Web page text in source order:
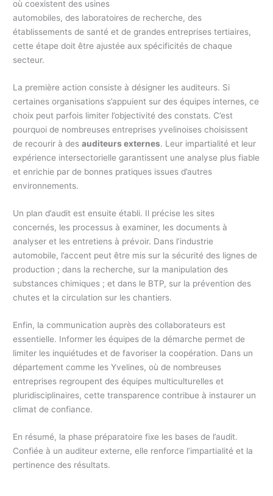
où coexistent des usines
automobiles, des laboratoires de recherche, des
établissements de santé et de grandes entreprises tertiaires,
cette étape doit être ajustée aux spécificités de chaque
secteur.
La première action consiste à désigner les auditeurs. Si
certaines organisations s’appuient sur des équipes internes, ce
choix peut parfois limiter l’objectivité des constats. C’est
pourquoi de nombreuses entreprises yvelinoises choisissent
de recourir à desauditeurs externes. Leur impartialité et leur
expérience intersectorielle garantissent une analyse plus fiable
et enrichie par de bonnes pratiques issues d’autres
environnements.
Un plan d’audit est ensuite établi. Il précise les sites
concernés, les processus à examiner, les documents à
analyser et les entretiens à prévoir. Dans l’industrie
automobile, l’accent peut être mis sur la sécurité des lignes de
production ; dans la recherche, sur la manipulation des
substances chimiques ; et dans le BTP, sur la prévention des
chutes et la circulation sur les chantiers.
Enfin, la communication auprès des collaborateurs est
essentielle. Informer les équipes de la démarche permet de
limiter les inquiétudes et de favoriser la coopération. Dans un
département comme les Yvelines, où de nombreuses
entreprises regroupent des équipes multiculturelles et
pluridisciplinaires, cette transparence contribue à instaurer un
climat de confiance.
En résumé, la phase préparatoire fixe les bases de l’audit.
Confiée à un auditeur externe, elle renforce l’impartialité et la
pertinence des résultats.